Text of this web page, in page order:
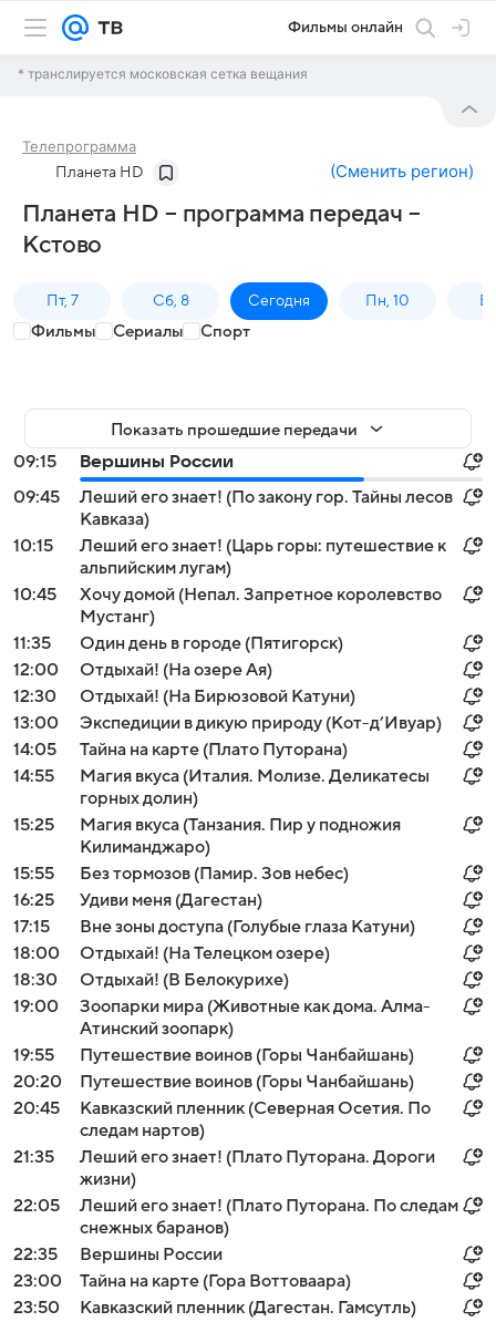
Фильмы онлайн
* транслируется московская сетка вещания
Телепрограмма
Планета HD (Сменить регион)
Планета HD – программа передач –
Кстово
Пт, 7 Сб, 8 Сегодня Пн, 10
Фильмы Сериалы Спорт
Показать прошедшие передачи
09:15
Вершины России
09:45
Леший его знает! (По закону гор. Тайны лесов
Кавказа)
10:15
Леший его знает! (Царь горы: путешествие к
альпийским лугам)
10:45
Хочу домой (Непал. Запретное королевство
Мустанг)
11:35
Один день в городе (Пятигорск)
12:00
Отдыхай! (На озере Ая)
12:30
Отдыхай! (На Бирюзовой Катуни)
13:00
Экспедиции в дикую природу (Кот-д’Ивуар)
14:05
Тайна на карте (Плато Путорана)
14:55
Магия вкуса (Италия. Молизе. Деликатесы
горных долин)
15:25
Магия вкуса (Танзания. Пир у подножия
Килиманджаро)
15:55
Без тормозов (Памир. Зов небес)
16:25
Удиви меня (Дагестан)
17:15
Вне зоны доступа (Голубые глаза Катуни)
18:00
Отдыхай! (На Телецком озере)
18:30
Отдыхай! (В Белокурихе)
19:00
Зоопарки мира (Животные как дома. Алма-
Атинский зоопарк)
19:55
Путешествие воинов (Горы Чанбайшань)
20:20
Путешествие воинов (Горы Чанбайшань)
20:45
Кавказский пленник (Северная Осетия. По
следам нартов)
21:35
Леший его знает! (Плато Путорана. Дороги
жизни)
22:05
Леший его знает! (Плато Путорана. По следам
снежных баранов)
22:35
Вершины России
23:00
Тайна на карте (Гора Воттоваара)
23:50
Кавказский пленник (Дагестан. Гамсутль)